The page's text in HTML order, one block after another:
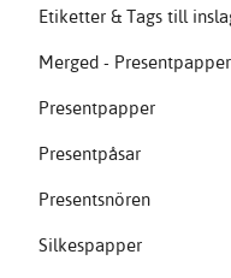
Etiketter & Tags till
Merged - Presentpapper
Presentpapper
Presentpåsar
Presentsnören
Silkespapper